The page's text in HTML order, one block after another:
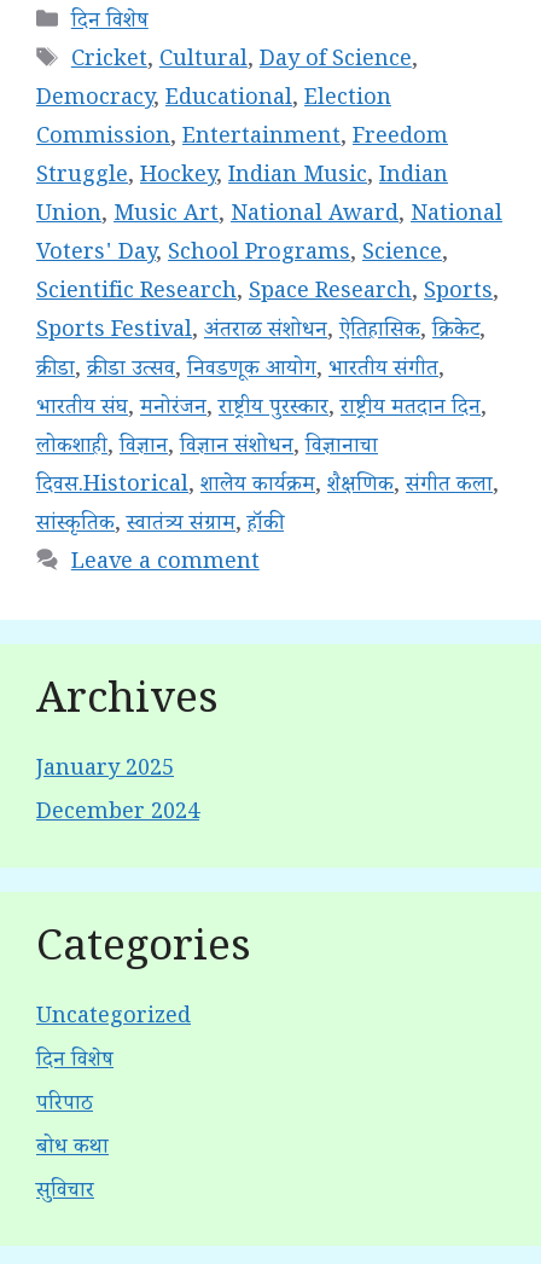
Categories
दिन विशेष
Tags
Cricket,Cultural,Day of Science,
Democracy, Educational, Election
Commission, Entertainment, Freedom
Struggle, Hockey, Indian Music, Indian
Union, Music Art, National Award, National
Voters' Day, School Programs, Science,
Scientific Research, Space Research, Sports,
Sports Festival, अंतराळ संशोधन,ऐतिहासिक,क्रिकेट,
क्रीडा,क्रीडा उत्सव,निवडणूक आयोग, भारतीय संगीत,
भारतीय संघ,मनोरंजन,राष्ट्रीय पुरस्कार,राष्ट्रीय मतदान दिन,
लोकशाही,विज्ञान,विज्ञान संशोधन,विज्ञानाचा
दिवस.Historical, शालेय कार्यक्रम, शैक्षणिक,संगीत कला,
सांस्कृतिक,स्वातंत्र्य संग्राम,हॉकी
Leave a comment
Archives
January 2025
December 2024
Categories
Uncategorized
दिन विशेष
परिपाठ
बोध कथा
सुविचार